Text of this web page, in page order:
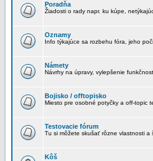
Poradňa
Žiadosti o rady napr. ku kúpe,
Oznamy
Info týkajúce sa rozbehu fóra, jeho
Námety
Návrhy na úpravy, vylepšenie
Bojisko / offtopisko
Miesto pre osobné potyčky a off-topic
Testovacie fórum
Tu si môžete skušať rôzne vlastnosti a
Kôš